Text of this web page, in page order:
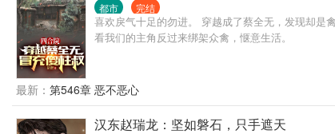
都市 完结
喜欢戾气十足的勿进。 穿越成了蔡全无，发现却是
看我们的主角反过来绑架众禽，惬意生活。
最新： 第546章 恶不恶心
汉东赵瑞龙：坚如磐石，只手遮天